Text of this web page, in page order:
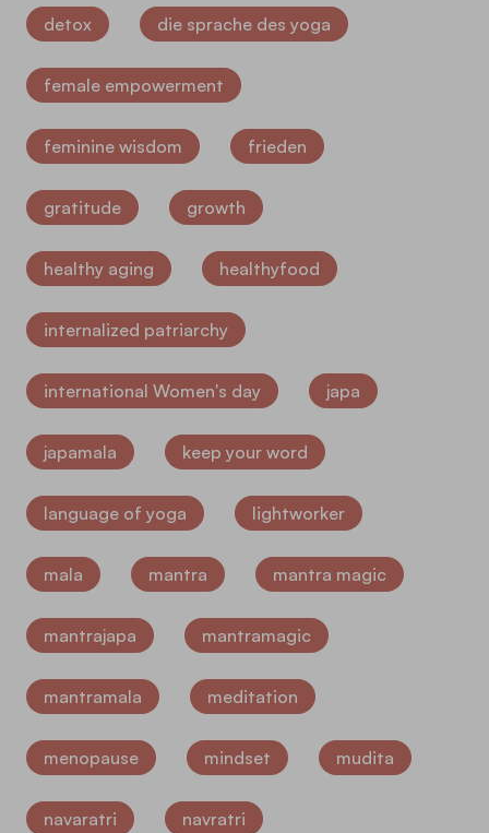
detox die sprache des yoga
female empowerment
feminine wisdom frieden
gratitude growth
healthy aging healthyfood
internalized patriarchy
international Women's day japa
japamala keep your word
language of yoga lightworker
mala mantra mantra magic
mantrajapa mantramagic
mantramala meditation
menopause mindset mudita
navaratri navratri